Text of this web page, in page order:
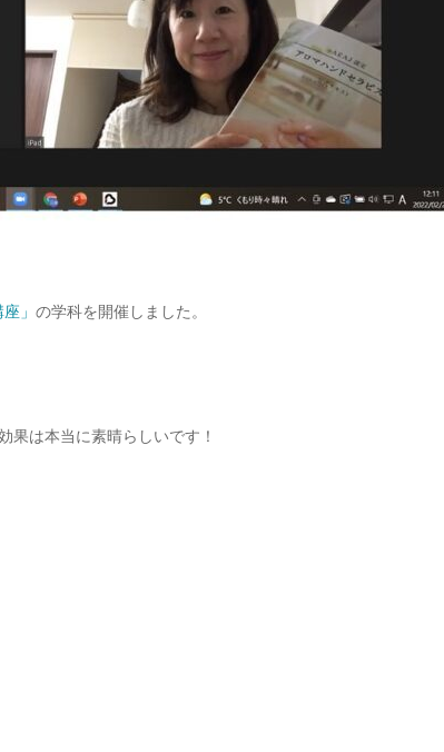
」 の学科を開催しました。
果は本当に素晴らしいです！